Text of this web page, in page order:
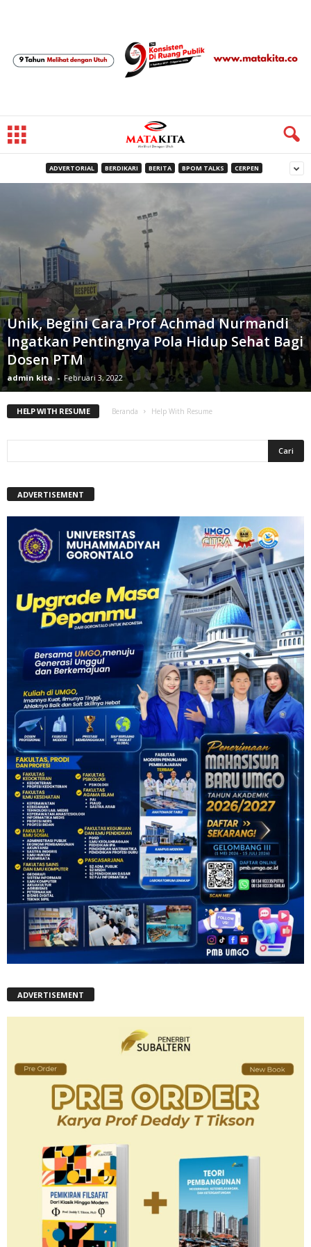
ADVERTORIAL BERDIKARI BERITA BPOM TALKS CERPEN
Unik, Begini Cara Prof Achmad Nurmandi
Ingatkan Pentingnya Pola Hidup Sehat Bagi
Dosen PTM
admin kita - Februari 3, 2022
HELP WITH RESUME Beranda Help With Resume
ADVERTISEMENT
ADVERTISEMENT